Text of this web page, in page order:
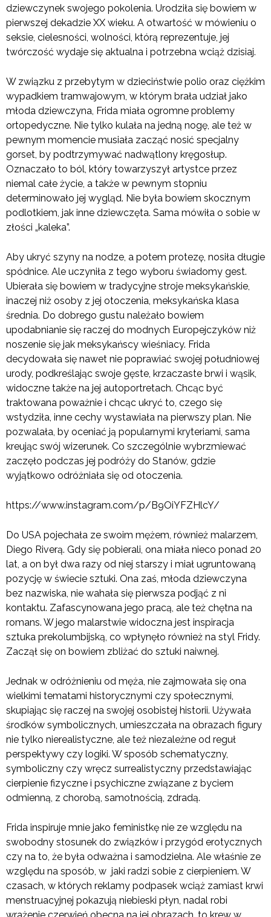
dziewczynek swojego pokolenia. Urodziła się bowiem w
pierwszej dekadzie XX wieku. A otwartość w mówieniu o
seksie, cielesności, wolności, którą reprezentuje, jej
twórczość wydaje się aktualna i potrzebna wciąż dzisiaj.
W związku z przebytym w dzieciństwie polio oraz ciężkim
wypadkiem tramwajowym, w którym brała udział jako
młoda dziewczyna, Frida miała ogromne problemy
ortopedyczne. Nie tylko kulała na jedną nogę, ale też w
pewnym momencie musiała zacząć nosić specjalny
gorset, by podtrzymywać nadwątlony kręgosłup.
Oznaczało to ból, który towarzyszył artystce przez
niemal całe życie, a także w pewnym stopniu
determinowało jej wygląd. Nie była bowiem skocznym
podlotkiem, jak inne dziewczęta. Sama mówiła o sobie w
złości „kaleka”.
Aby ukryć szyny na nodze, a potem protezę, nosiła długie
spódnice. Ale uczyniła z tego wyboru świadomy gest.
Ubierała się bowiem w tradycyjne stroje meksykańskie,
inaczej niż osoby z jej otoczenia, meksykańska klasa
średnia. Do dobrego gustu należało bowiem
upodabnianie się raczej do modnych Europejczyków niż
noszenie się jak meksykańscy wieśniacy. Frida
decydowała się nawet nie poprawiać swojej południowej
urody, podkreślając swoje gęste, krzaczaste brwi i wąsik,
widoczne także na jej autoportretach. Chcąc być
traktowana poważnie i chcąc ukryć to, czego się
wstydziła, inne cechy wystawiała na pierwszy plan. Nie
pozwalała, by oceniać ją popularnymi kryteriami, sama
kreując swój wizerunek. Co szczególnie wybrzmiewać
zaczęło podczas jej podróży do Stanów, gdzie
wyjątkowo odróżniała się od otoczenia.
https://www.instagram.com/p/B9OiYFZHlcY/
Do USA pojechała ze swoim mężem, również malarzem,
Diego Riverą. Gdy się pobierali, ona miała nieco ponad 20
lat, a on był dwa razy od niej starszy i miał ugruntowaną
pozycję w świecie sztuki. Ona zaś, młoda dziewczyna
bez nazwiska, nie wahała się pierwsza podjąć z ni
kontaktu. Zafascynowana jego pracą, ale też chętna na
romans. W jego malarstwie widoczna jest inspiracja
sztuka prekolumbijską, co wpłynęło również na styl Fridy.
Zaczął się on bowiem zbliżać do sztuki naiwnej.
Jednak w odróżnieniu od męża, nie zajmowała się ona
wielkimi tematami historycznymi czy społecznymi,
skupiając się raczej na swojej osobistej historii. Używała
środków symbolicznych, umieszczała na obrazach figury
nie tylko nierealistyczne, ale też niezależne od reguł
perspektywy czy logiki. W sposób schematyczny,
symboliczny czy wręcz surrealistyczny przedstawiając
cierpienie fizyczne i psychiczne związane z byciem
odmienną, z chorobą, samotnością, zdradą.
Frida inspiruje mnie jako feministkę nie ze względu na
swobodny stosunek do związków i przygód erotycznych
czy na to, że była odważna i samodzielna. Ale właśnie ze
względu na sposób, w jaki radzi sobie z cierpieniem. W
czasach, w których reklamy podpasek wciąż zamiast krwi
menstruacyjnej pokazują niebieski płyn, nadal robi